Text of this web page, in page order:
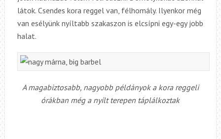
látok. Csendes kora reggel van, félhomály. Ilyenkor még
van esélyünk nyíltabb szakaszon is elcsípni egy-egy jobb
halat.
A magabiztosabb, nagyobb példányok a kora reggeli
órákban még a nyílt terepen táplálkoztak